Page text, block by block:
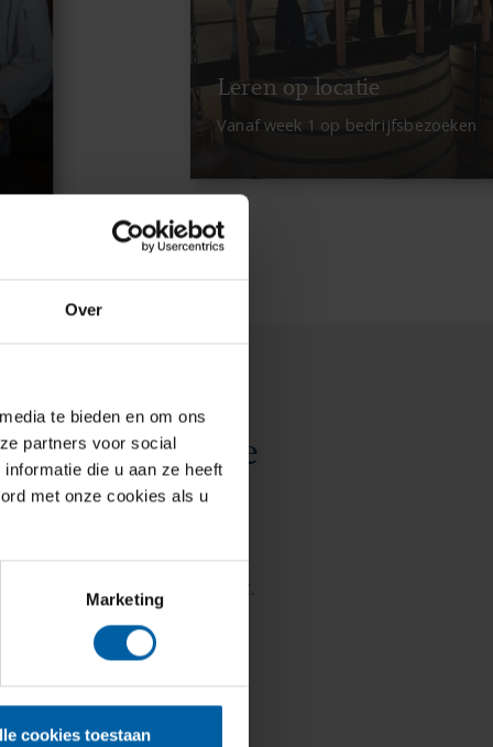
Over
te bieden en om ons
partners voor social
die u aan ze heeft
met onze cookies als u
Marketing
cookies toestaan
Leren op locatie
Vanaf week 1 op bedrijfsbezoeken
in een
internationale
jou past met onze quiz.
Breda